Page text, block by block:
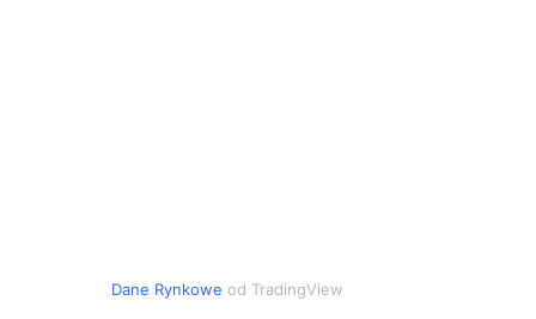
Dane Rynkowe od TradingView